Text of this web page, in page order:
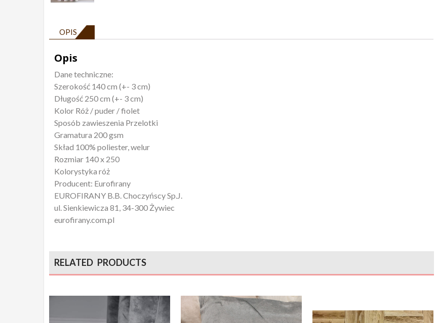
OPIS
Opis
Dane techniczne:
Szerokość 140 cm (+- 3 cm)
Długość 250 cm (+- 3 cm)
Kolor Róż / puder / fiolet
Sposób zawieszenia Przelotki
Gramatura 200 gsm
Skład 100% poliester, welur
Rozmiar 140 x 250
Kolorystyka róż
Producent: Eurofirany
EUROFIRANY B.B. Choczyńscy Sp.J.
ul. Sienkiewicza 81, 34-300 Żywiec
eurofirany.com.pl
RELATED PRODUCTS